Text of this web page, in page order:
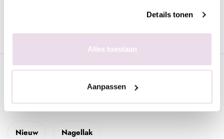
Details tonen
Alles toestaan
Aanpassen
Specificaties
Gerelateerde pagina's
Nieuw Nagellak